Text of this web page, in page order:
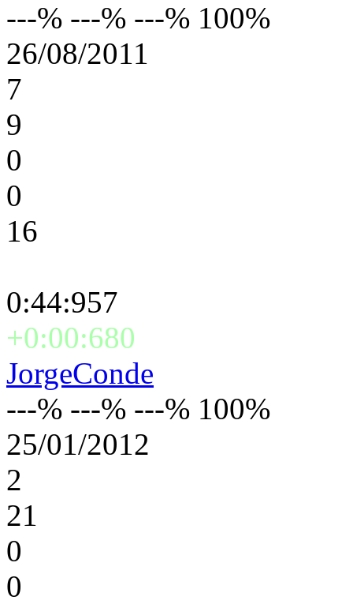
---% ---% ---% 100%
26/08/2011
7
9
0
0
16
0:44:957
+0:00:680
JorgeConde
---% ---% ---% 100%
25/01/2012
2
21
0
0